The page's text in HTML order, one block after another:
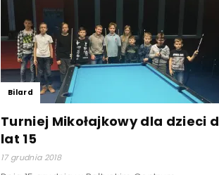
Bilard
Turniej Mikołajkowy dla dzieci
lat 15
17 grudnia 2018